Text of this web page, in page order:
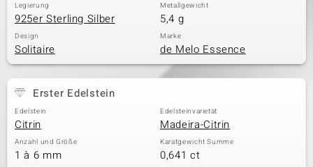
Legierung
925er Sterling Silber
Metallgewicht
5,4 g
Design
Solitaire
Marke
de Melo Essence
Erster Edelstein
Edelstein
Citrin
Edelsteinvarietät
Madeira-Citrin
Anzahl und Größe
1 à 6 mm
Karatgewicht Summe
0,641 ct